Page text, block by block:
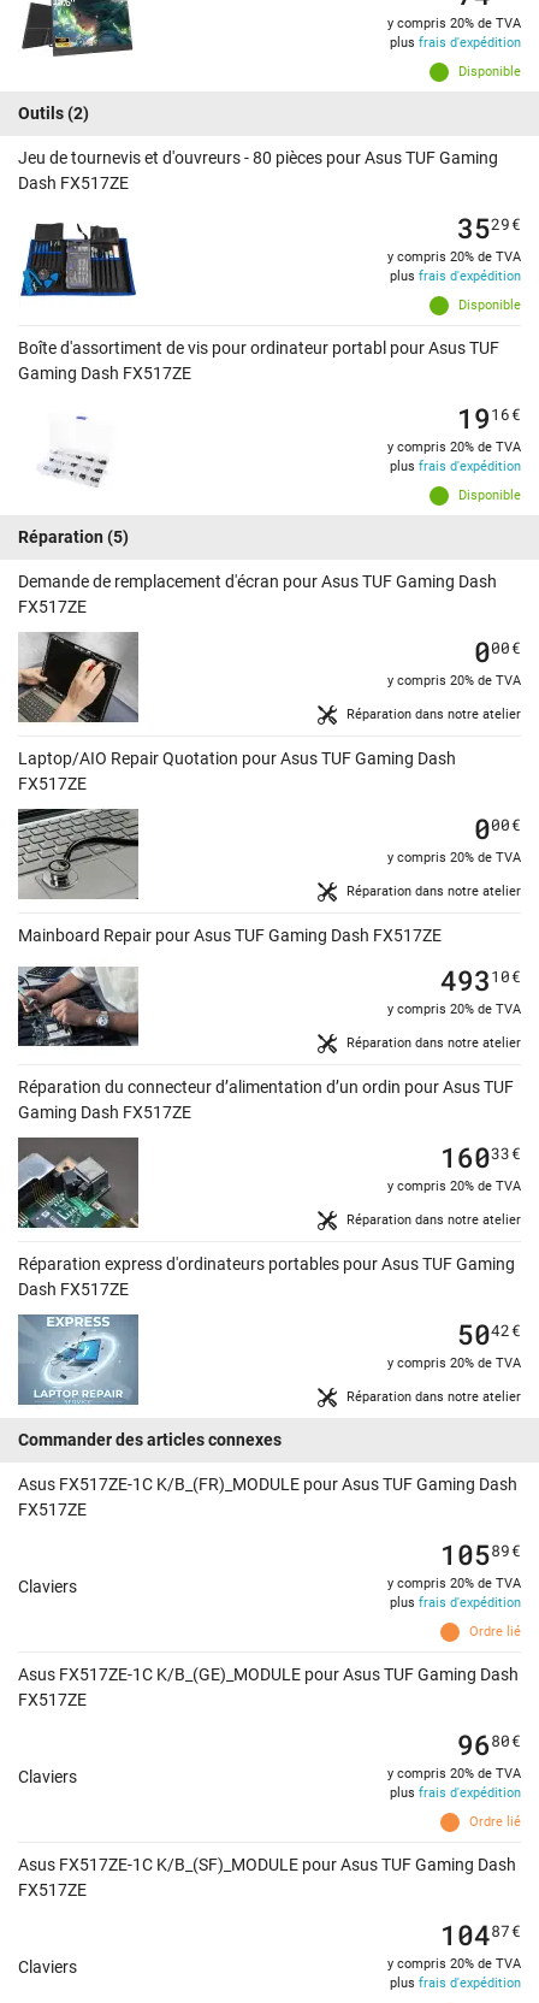
Disponible
y compris 20% de TVA
plus frais d'expédition
Outils(2)
Jeu de tournevis et d'ouvreurs - 80 pièces pour Asus TUF Gaming
Dash FX517ZE
Disponible
3529€
y compris 20% de TVA
plus frais d'expédition
Boîte d'assortiment de vis pour ordinateur portabl pour Asus TUF
Gaming Dash FX517ZE
Disponible
1916€
y compris 20% de TVA
plus frais d'expédition
Réparation (5)
Demande de remplacement d'écran pour Asus TUF Gaming Dash
FX517ZE
Réparation dans notre atelier
000€
y compris 20% de TVA
Laptop/AIO Repair Quotation pour Asus TUF Gaming Dash
FX517ZE
Réparation dans notre atelier
000€
y compris 20% de TVA
Mainboard Repair pour Asus TUF Gaming Dash FX517ZE
Réparation dans notre atelier
49310€
y compris 20% de TVA
Réparation du connecteur d’alimentation d’un ordin pour Asus TUF
Gaming Dash FX517ZE
Réparation dans notre atelier
16033€
y compris 20% de TVA
Réparation express d'ordinateurs portables pour Asus TUF Gaming
Dash FX517ZE
Réparation dans notre atelier
5042€
y compris 20% de TVA
Commander des articles connexes
Asus FX517ZE-1C K/B_(FR)_MODULE pour Asus TUF Gaming Dash
FX517ZE
Claviers
Ordre lié
10589€
y compris 20% de TVA
plus frais d'expédition
Asus FX517ZE-1C K/B_(GE)_MODULE pour Asus TUF Gaming Dash
FX517ZE
Claviers
Ordre lié
9680€
y compris 20% de TVA
plus frais d'expédition
Asus FX517ZE-1C K/B_(SF)_MODULE pour Asus TUF Gaming Dash
FX517ZE
Claviers
10487€
y compris 20% de TVA
plus frais d'expédition